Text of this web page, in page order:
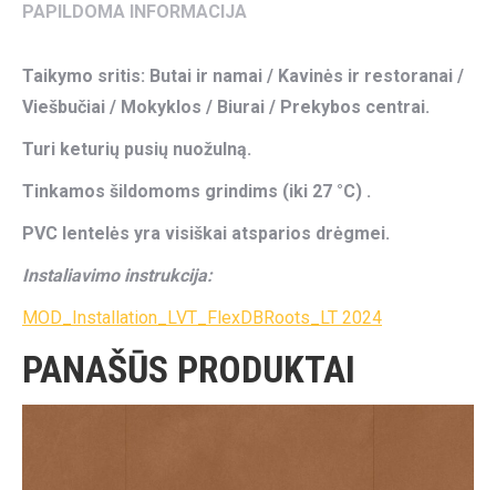
PAPILDOMA INFORMACIJA
Taikymo sritis: Butai ir namai / Kavinės ir restoranai /
Viešbučiai / Mokyklos / Biurai / Prekybos centrai.
Turi keturių pusių nuožulną.
Tinkamos šildomoms grindims (iki 27 °C) .
PVC lentelės yra visiškai atsparios drėgmei.
Instaliavimo instrukcija:
MOD_Installation_LVT_FlexDBRoots_LT 2024
PANAŠŪS PRODUKTAI